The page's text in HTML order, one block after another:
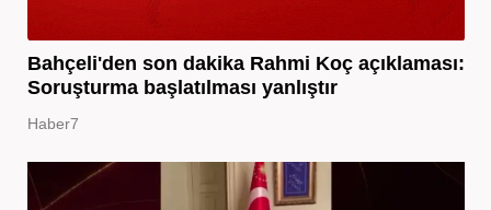
Bahçeli'den son dakika Rahmi Koç açıklaması:
Soruşturma başlatılması yanlıştır
Haber7